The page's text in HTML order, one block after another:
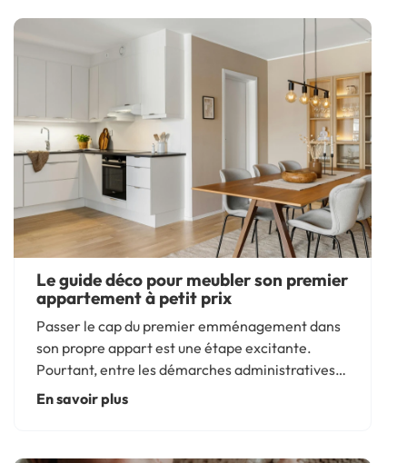
Le guide déco pour meubler son premier
appartement à petit prix
Passer le cap du premier emménagement dans
son propre appart est une étape excitante.
Pourtant, entre les démarches administratives,
l’ouverture des compteurs d’énergie, la caution
et l’assurance, la liste des frais initiaux s’allonge
En savoir plus